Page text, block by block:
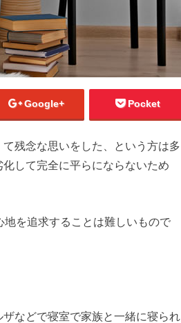
Google+ Pocket
残念な思いをした、という方は多
して完全に平らにならないため
を追求することは難しいもので
などで寝室で家族と一緒に寝られ